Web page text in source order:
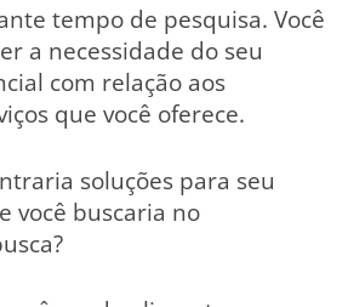
tempo de pesquisa. Você
a necessidade do seu
com relação aos
que você oferece.
soluções para seu
você buscaria no